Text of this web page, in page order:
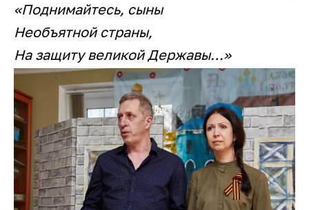
«Поднимайтесь, сыны
Необъятной страны,
На защиту великой Державы…»